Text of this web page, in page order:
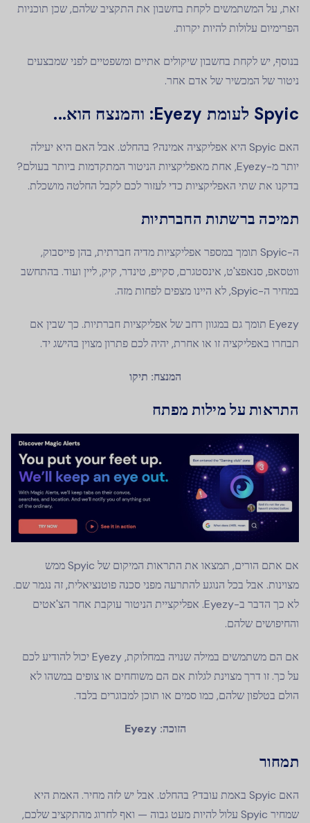
זאת, על המשתמשים לקחת בחשבון את התקציב שלהם, שכן תוכניות
הפרימיום עלולות להיות יקרות.
בנוסף, יש לקחת בחשבון שיקולים אתיים ומשפטיים לפני שמבצעים
ניטור של המכשיר של אדם אחר.
Spyic לעומת Eyezy: והמנצח הוא...
האם Spyic היא אפליקציה אמינה? בהחלט. אבל האם היא יעילה
יותר מ-Eyezy, אחת מאפליקציות הניטור המתקדמות ביותר בעולם?
בדקנו את שתי האפליקציות כדי לעזור לכם לקבל החלטה מושכלת.
תמיכה ברשתות החברתיות
ה-Spyic תומך במספר אפליקציות מדיה חברתית, בהן פייסבוק,
ווטסאפ, סנאפצ'ט, אינסטגרם, סקייפ, טינדר, קיק, ליין ועוד. בהתחשב
במחיר ה-Spyic, לא היינו מצפים לפחות מזה.
Eyezy תומך גם במגוון רחב של אפליקציות חברתיות. כך שבין אם
תבחרו באפליקציה זו או אחרת, יהיה לכם פתרון מצוין בהישג יד.
המנצח: תיקו
התראות על מילות מפתח
אם אתם הורים, תמצאו את התראות המיקום של Spyic ממש
מצוינות. אבל בכל הנוגע להתרעה מפני סכנה פוטנציאלית, זה נגמר שם.
לא כך הדבר ב-Eyezy. אפליקציית הניטור עוקבת אחר הצ'אטים
והחיפושים שלהם.
אם הם משתמשים במילה שנויה במחלוקת, Eyezy יכול להודיע לכם
על כך. זו דרך מצוינת לגלות אם הם משוחחים או צופים במשהו לא
הולם בטלפון שלהם, כמו סמים או תוכן למבוגרים בלבד.
הזוכה: Eyezy
תמחור
האם Spyic באמת עובד? בהחלט. אבל יש לזה מחיר. האמת היא
שמחיר Spyic עלול להיות מעט גבוה — ואף לחרוג מהתקציב שלכם,